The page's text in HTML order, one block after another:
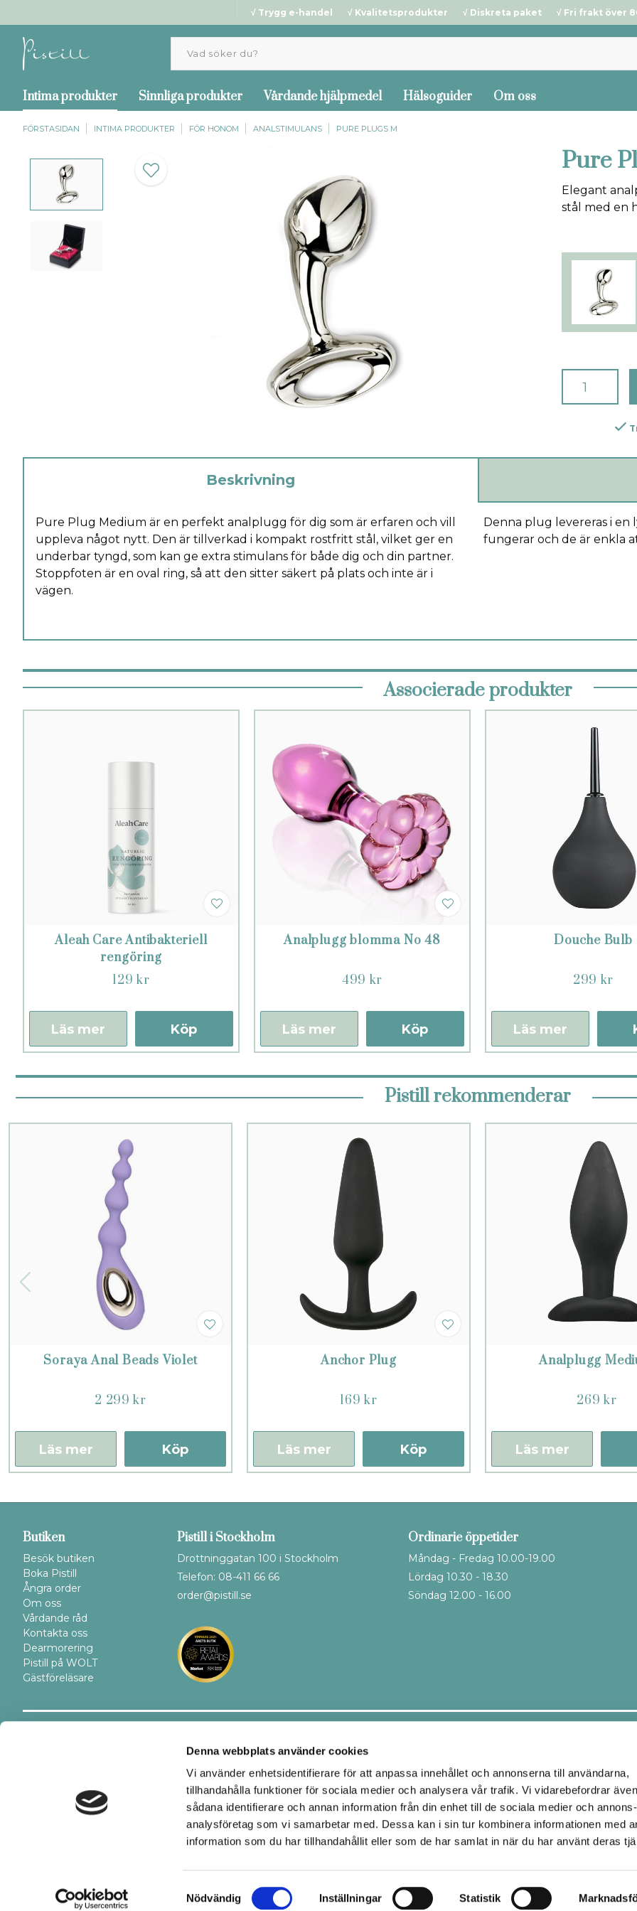
Denna webbplats använder cookies
Vi använder enhetsidentifierare för att anpassa innehållet och annonserna till användarna,
tillhandahålla funktioner för sociala medier och analysera vår trafik. Vi vidarebefordrar
sådana identifierare och annan information från din enhet till de sociala medier och
analysföretag som vi samarbetar med. Dessa kan i sin tur kombinera informationen med
information som du har tillhandahållit eller som de har samlat in när du har använt deras
Samtyckesval
Nödvändig Inställningar Statistik
√ Trygg e-handel √ Kvalitetsprodukter √ Diskreta paket √ Fri frakt över
Intima produkter Sinnliga produkter Vårdande hjälpmedel Hälsoguider Om oss
FÖRSTASIDAN INTIMA PRODUKTER FÖR HONOM ANALSTIMULANS PURE PLUGS M
Pure
Elegant
stål med en
Beskrivning
Pure Plug Medium är en perfekt analplugg för dig som är erfaren och vill
uppleva något nytt. Den är tillverkad i kompakt rostfritt stål, vilket ger en
underbar tyngd, som kan ge extra stimulans för både dig och din partner.
Stoppfoten är en oval ring, så att den sitter säkert på plats och inte är i
vägen.
Denna plug levereras i en
fungerar och de är enkla
Associerade produkter
Aleah Care Antibakteriell
rengöring
129 kr
Köp
Läs mer
Analplugg blomma No 48
499 kr
Köp
Läs mer
Douche Bulb
299 kr
Läs mer
Pistill rekommenderar
Soraya Anal Beads Violet
2 299 kr
Köp
Läs mer
Anchor Plug
169 kr
Köp
Läs mer
Analplugg
269 kr
Läs mer
Butiken
Besök butiken
Boka Pistill
Ångra order
Om oss
Vårdande råd
Kontakta oss
Dearmorering
Pistill på WOLT
Gästföreläsare
Pistill i Stockholm
Drottninggatan 100 i Stockholm
Telefon: 08-411 66 66
order@pistill.se
Ordinarie öppetider
Måndag - Fredag 10.00-19.00
Lördag 10.30 - 18.30
Söndag 12.00 - 16.00
Ombud
Hemleverans
Upphämtning i butik